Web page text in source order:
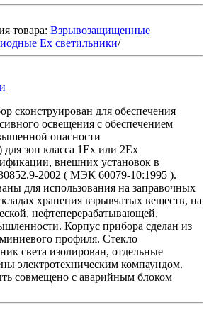
товара: Взрывозащищенные
Ex светильники/
сконструирован для обеспечения
освещения с обеспечением
опасности
зон класса 1Ех или 2Ех
внешних установок в
2002 ( МЭК 60079-10:1995 ).
для использования на заправочных
хранения взрывчатых веществ, на
нефтеперерабатывающей,
Корпус прибора сделан из
профиля. Стекло
света изолирован, отдельные
электротехническим компаундом.
совмещено с аварийным блоком